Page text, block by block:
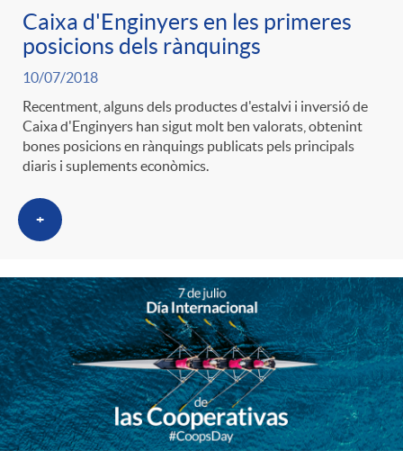
Caixa d'Enginyers en les primeres
posicions dels rànquings
10/07/2018
Recentment, alguns dels productes d'estalvi i inversió de
Caixa d'Enginyers han sigut molt ben valorats, obtenint
bones posicions en rànquings publicats pels principals
diaris i suplements econòmics.
+